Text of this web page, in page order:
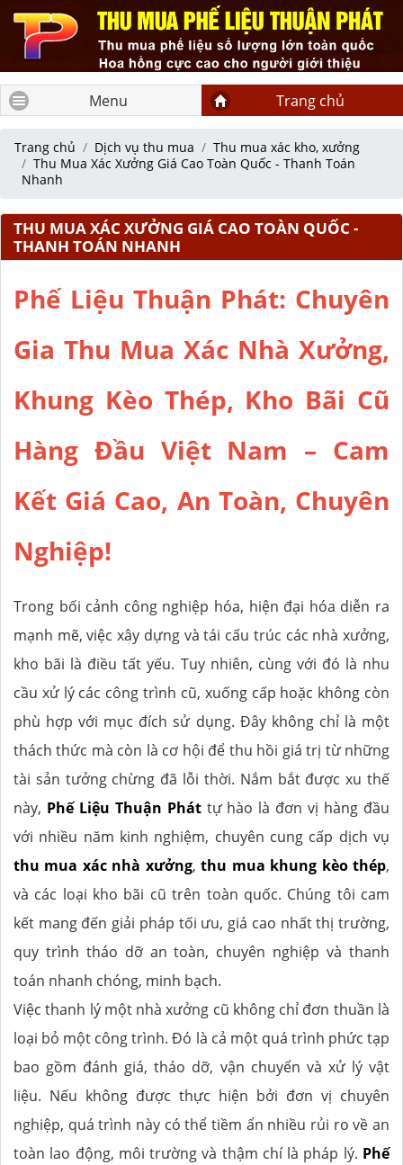
Menu Trang chủ
Trang chủ Dịch vụ thu mua
Thu mua xác kho, xưởng
Thu Mua Xác Xưởng Giá Cao Toàn Quốc - Thanh Toán
Nhanh
THU MUA XÁC XƯỞNG GIÁ CAO TOÀN QUỐC -
THANH TOÁN NHANH
Phế Liệu Thuận Phát: Chuyên
Gia Thu Mua Xác Nhà Xưởng,
Khung Kèo Thép, Kho Bãi Cũ
Hàng Đầu Việt Nam – Cam
Kết Giá Cao, An Toàn, Chuyên
Nghiệp!
Trong bối cảnh công nghiệp hóa, hiện đại hóa diễn ra
mạnh mẽ, việc xây dựng và tái cấu trúc các nhà xưởng,
kho bãi là điều tất yếu. Tuy nhiên, cùng với đó là nhu
cầu xử lý các công trình cũ, xuống cấp hoặc không còn
phù hợp với mục đích sử dụng. Đây không chỉ là một
thách thức mà còn là cơ hội để thu hồi giá trị từ những
tài sản tưởng chừng đã lỗi thời. Nắm bắt được xu thế
này, Phế Liệu Thuận Pháttự hào là đơn vị hàng đầu
với nhiều năm kinh nghiệm, chuyên cung cấp dịch vụ
thu mua xác nhà xưởng,thu mua khung kèo thép,
và các loại kho bãi cũ trên toàn quốc. Chúng tôi cam
kết mang đến giải pháp tối ưu, giá cao nhất thị trường,
quy trình tháo dỡ an toàn, chuyên nghiệp và thanh
toán nhanh chóng, minh bạch.
Việc thanh lý một nhà xưởng cũ không chỉ đơn thuần là
loại bỏ một công trình. Đó là cả một quá trình phức tạp
bao gồm đánh giá, tháo dỡ, vận chuyển và xử lý vật
liệu. Nếu không được thực hiện bởi đơn vị chuyên
nghiệp, quá trình này có thể tiềm ẩn nhiều rủi ro về an
toàn lao động, môi trường và thậm chí là pháp lý. Phế